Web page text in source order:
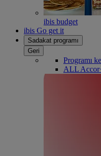
ibis budget
ibis Go get it
Sadakat programı
Geri
Programı
ALL